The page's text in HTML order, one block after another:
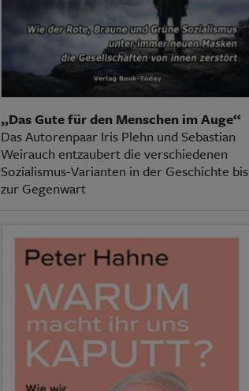
„Das Gute für den Menschen im Auge“
Das Autorenpaar Iris Plehn und Sebastian
Weirauch entzaubert die verschiedenen
Sozialismus-Varianten in der Geschichte bis
zur Gegenwart